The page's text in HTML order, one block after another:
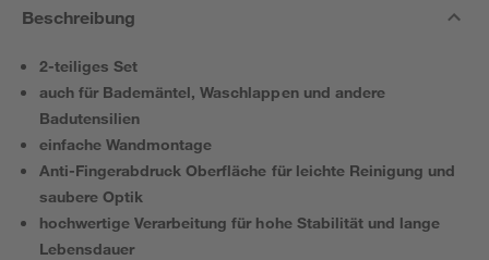
Beschreibung
2-teiliges Set
auch für Bademäntel, Waschlappen und andere
Badutensilien
einfache Wandmontage
Anti-Fingerabdruck Oberfläche für leichte Reinigung und
saubere Optik
hochwertige Verarbeitung für hohe Stabilität und lange
Lebensdauer